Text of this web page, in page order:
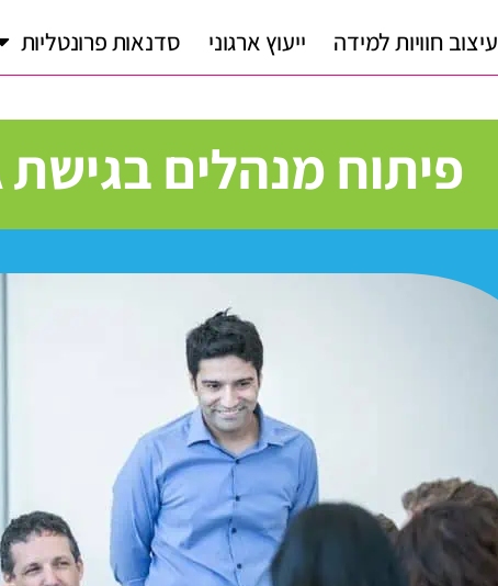
עיצוב חוויות למידה ייעוץ ארגוני סדנאות פרונטליות
פיתוח מנהלים בגישת DATA-ריגשי